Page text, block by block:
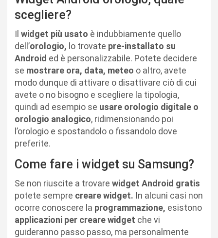
scegliere?
Il widget più usato è indubbiamente quello
dell’orologio, lo trovate pre-installato su
Android ed è personalizzabile. Potete decidere
se mostrare ora, data, meteo o altro, avete
modo dunque di attivare o disattivare ciò di cui
avete o no bisogno e scegliere la tipologia,
quindi ad esempio se usare orologio digitale o
orologio analogico, ridimensionando poi
l’orologio e spostandolo o fissandolo dove
preferite.
Come fare i widget su Samsung?
Se non riuscite a trovare widget Android gratis
potete sempre creare widget. In alcuni casi non
ocorre conoscere la programmazione, esistono
applicazioni per creare widget che vi
guideranno passo passo, ma personalmente